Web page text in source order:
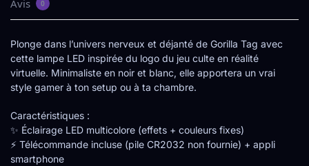
Avis 0
Plonge dans l’univers nerveux et déjanté de Gorilla Tag avec
cette lampe LED inspirée du logo du jeu culte en réalité
virtuelle. Minimaliste en noir et blanc, elle apportera un vrai
style gamer à ton setup ou à ta chambre.
Caractéristiques :
✨ Éclairage LED multicolore (effets + couleurs fixes)
⚡ Télécommande incluse (pile CR2032 non fournie) + appli
smartphone